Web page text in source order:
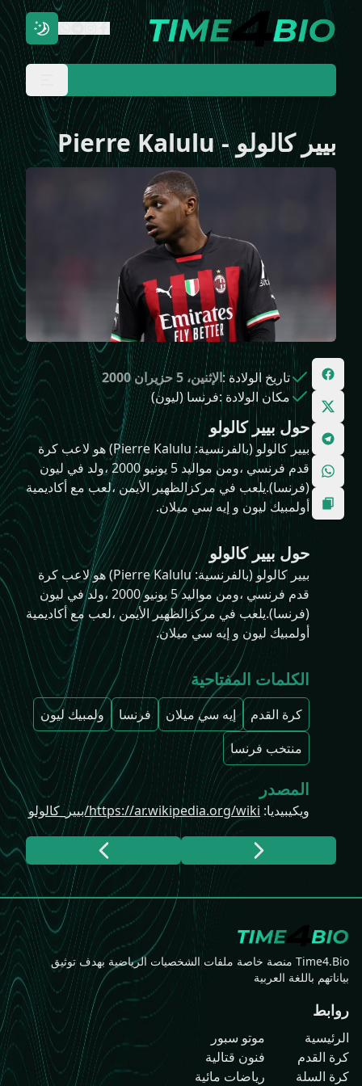
بيير كالولو-
Pierre Kalulu
تاريخ الولادة:الإثنين، 5 حزيران 2000
مكان الولادة:فرنسا (ليون)
حول بيير كالولو
بيير كالولو (بالفرنسية: Pierre Kalulu)‏ هو لاعب كرة
قدم فرنسي ،ومن مواليد 5 يونيو 2000 ،ولد في ليون
(فرنسا).يلعب في مركزالظهير الأيمن ،لعب مع أكاديمية
أولمبيك ليون و إيه سي ميلان.
حول بيير كالولو
بيير كالولو (بالفرنسية: Pierre Kalulu)‏ هو لاعب كرة
قدم فرنسي ،ومن مواليد 5 يونيو 2000 ،ولد في ليون
(فرنسا).يلعب في مركزالظهير الأيمن ،لعب مع أكاديمية
أولمبيك ليون و إيه سي ميلان.
الكلمات المفتاحية
كرة القدم إيه سي ميلان فرنسا
ولمبيك ليون
منتخب فرنسا
المصدر
ويكيبيديا: https://ar.wikipedia.org/wiki/بيير_كالولو
Time4.Bio منصة خاصة ملفات الشخصيات الرياضية بهدف توثيق
بياناتهم باللغة العربية
روابط
الرئيسية
كرة القدم
كرة السلة
موتو سبور
فنون قتالية
رياضات مائية